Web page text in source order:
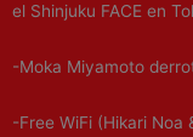
el Shinjuku FACE en
-Moka Miyamoto
-Free WiFi (Hikari Noa